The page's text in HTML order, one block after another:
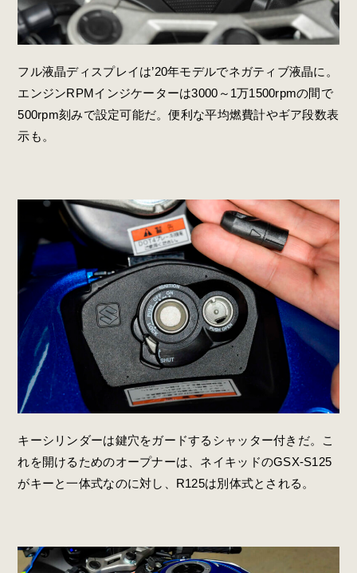
フル液晶ディスプレイは’20年モデルでネガティブ液晶に。
エンジンRPMインジケーターは3000～1万1500rpmの間で
500rpm刻みで設定可能だ。便利な平均燃費計やギア段数表
示も。
キーシリンダーは鍵穴をガードするシャッター付きだ。こ
れを開けるためのオープナーは、ネイキッドのGSX-S125
がキーと一体式なのに対し、R125は別体式とされる。